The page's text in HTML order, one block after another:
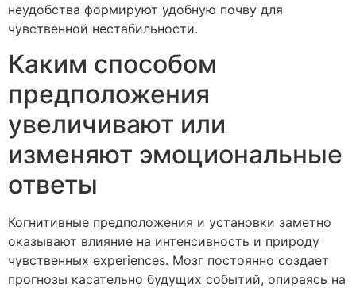
неудобства формируют удобную почву для
чувственной нестабильности.
Каким способом
предположения
увеличивают или
изменяют эмоциональные
ответы
Когнитивные предположения и установки заметно
оказывают влияние на интенсивность и природу
чувственных experiences. Мозг постоянно создает
прогнозы касательно будущих событий, опираясь на